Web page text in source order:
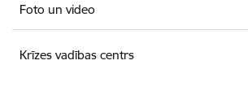
Foto un video
Krīzes vadības centrs